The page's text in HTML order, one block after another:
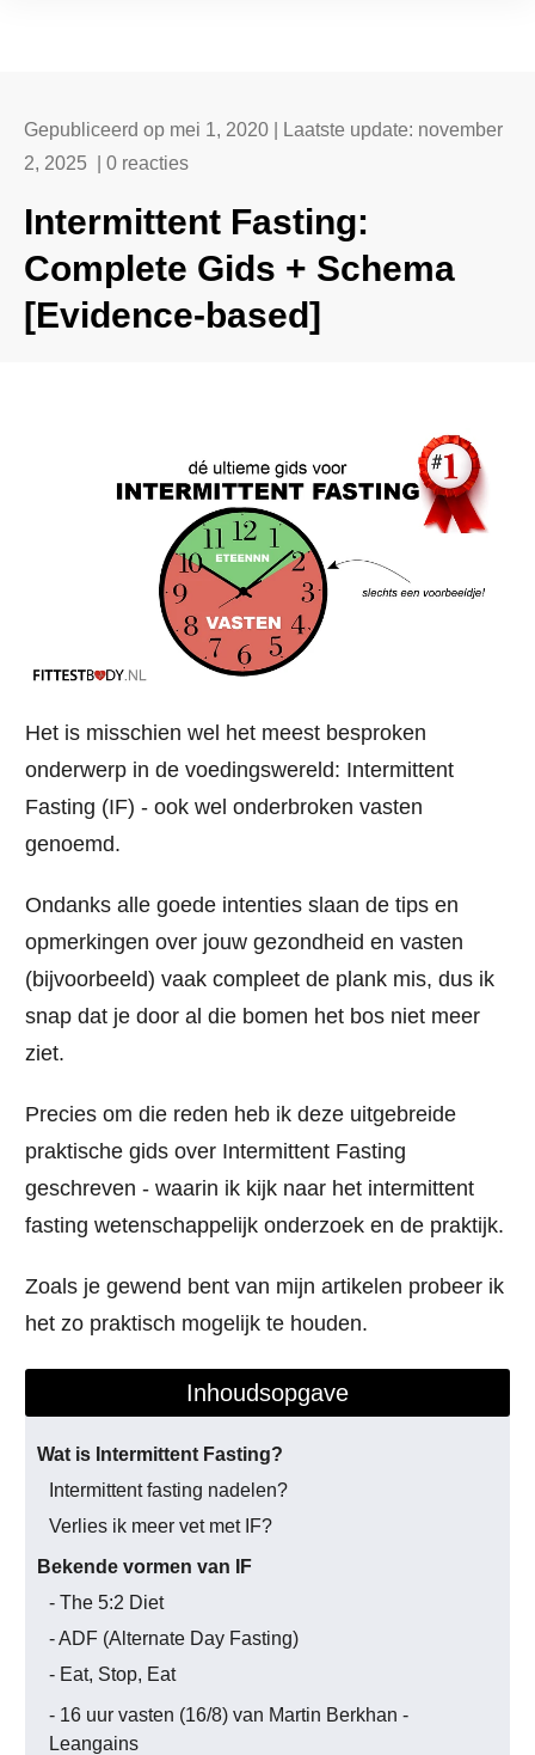
Gepubliceerd op mei 1, 2020 | Laatste update: november
2, 2025
0 reacties
Intermittent Fasting:
Complete Gids + Schema
[Evidence-based]
Het is misschien wel het meest besproken
onderwerp in de voedingswereld: Intermittent
Fasting (IF) - ook wel onderbroken vasten
genoemd.
Ondanks alle goede intenties slaan de tips en
opmerkingen over jouw gezondheid en vasten
(bijvoorbeeld) vaak compleet de plank mis, dus ik
snap dat je door al die bomen het bos niet meer
ziet.
Precies om die reden heb ik deze uitgebreide
praktische gids over Intermittent Fasting
geschreven - waarin ik kijk naar het intermittent
fasting wetenschappelijk onderzoek en de praktijk.
Zoals je gewend bent van mijn artikelen probeer ik
het zo praktisch mogelijk te houden.
Inhoudsopgave
Wat is Intermittent Fasting?
Intermittent fasting nadelen?
Verlies ik meer vet met IF?
Bekende vormen van IF
- The 5:2 Diet
- ADF (Alternate Day Fasting)
- Eat, Stop, Eat
- 16 uur vasten (16/8) van Martin Berkhan -
Leangains